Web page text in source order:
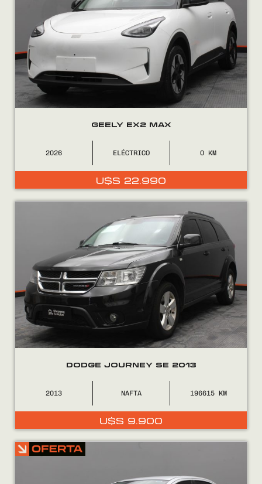
Encontranos en
GEELY EX2 MAX
2026 ELÉCTRICO 0
U$S 22.990
DODGE JOURNEY SE 2013
2013 NAFTA 196615
U$S 9.900